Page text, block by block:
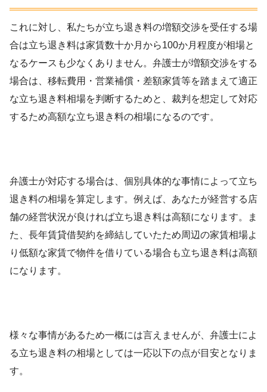
これに対し、私たちが立ち退き料の増額交渉を受任する場
合は立ち退き料は家賃数十か月から100か月程度が相場と
なるケースも少なくありません。弁護士が増額交渉をする
場合は、移転費用・営業補償・差額家賃等を踏まえて適正
な立ち退き料相場を判断するためと、裁判を想定して対応
するため高額な立ち退き料の相場になるのです。
弁護士が対応する場合は、個別具体的な事情によって立ち
退き料の相場を算定します。例えば、あなたが経営する店
舗の経営状況が良ければ立ち退き料は高額になります。ま
た、長年賃貸借契約を締結していたため周辺の家賃相場よ
り低額な家賃で物件を借りている場合も立ち退き料は高額
になります。
様々な事情があるため一概には言えませんが、弁護士によ
る立ち退き料の相場としては一応以下の点が目安となりま
す。